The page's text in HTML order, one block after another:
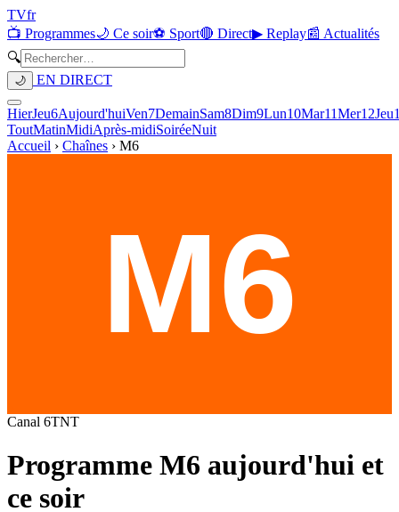
TVfr
📺 Programmes🌙 Ce soir⚽ Sport🔴 Direct▶ Replay📰 Actualités
🔍
🌙 EN DIRECT
HierJeu6Aujourd'huiVen7DemainSam8Dim9Lun10Mar11Mer12Jeu
ToutMatinMidiAprès-midiSoiréeNuit
Accueil › Chaînes › M6
Canal 6TNT
Programme M6 aujourd'hui et
ce soir